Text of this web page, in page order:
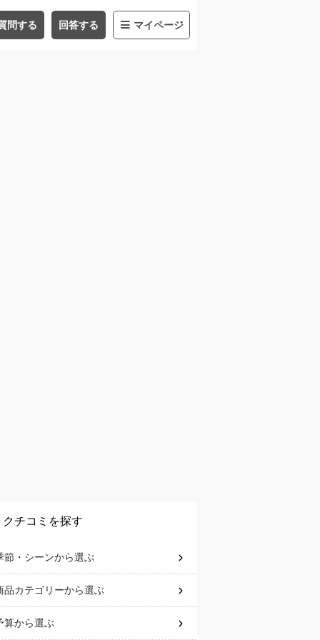
問する 回答する マイページ
クチコミを探す
節・シーンから選ぶ
品カテゴリーから選ぶ
算から選ぶ